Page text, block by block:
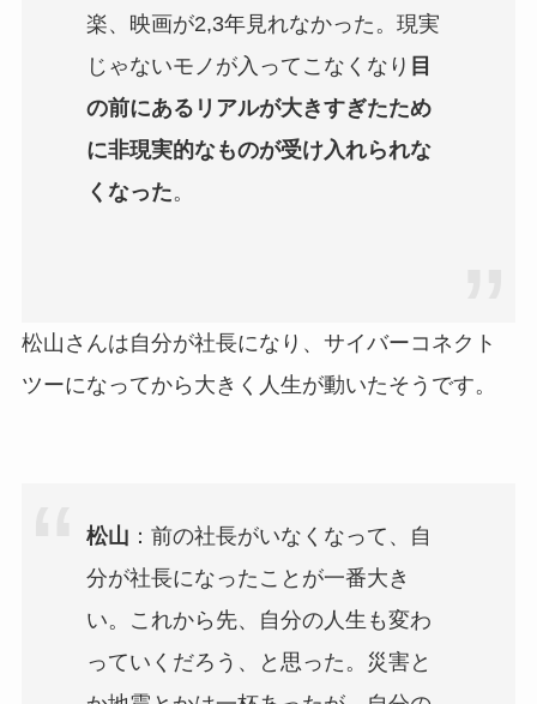
楽、映画が2,3年見れなかった。現実
じゃないモノが入ってこなくなり 目
の前にあるリアルが大きすぎたため
に非現実的なものが受け入れられな
くなった。
松山さんは自分が社長になり、サイバーコネクト
ツーになってから大きく人生が動いたそうです。
松山 ：前の社長がいなくなって、自
分が社長になったことが一番大き
い。これから先、自分の人生も変わ
っていくだろう、と思った。災害と